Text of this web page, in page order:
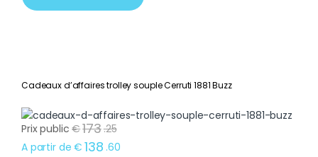
Cadeaux d’affaires trolley souple Cerruti 1881 Buzz
Prix public €173.25
A partir de € 138 .60